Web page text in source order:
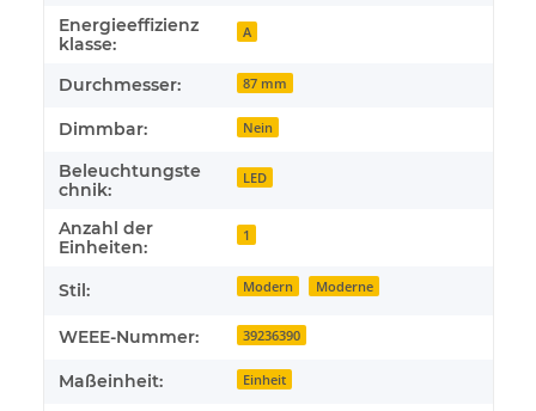
Energieeffizienz
klasse:
A
Durchmesser: 87 mm
Dimmbar: Nein
Beleuchtungste
chnik:
LED
Anzahl der
Einheiten:
1
Stil: Modern Moderne
WEEE-Nummer: 39236390
Maßeinheit: Einheit